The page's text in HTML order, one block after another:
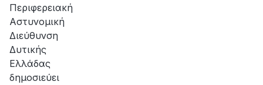
Περιφερειακή
Αστυνομική
Διεύθυνση
Δυτικής
Ελλάδας
δημοσιεύει